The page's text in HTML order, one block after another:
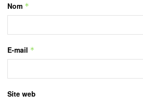
Nom *
E-mail *
Site web